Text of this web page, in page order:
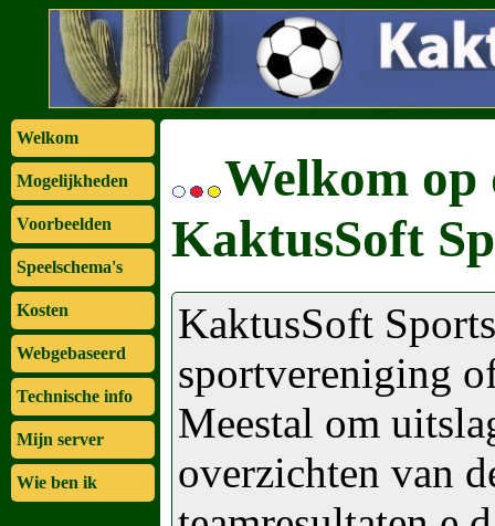
Welkom
Mogelijkheden
Voorbeelden
Speelschema's
Kosten
Webgebaseerd
Technische info
Mijn server
Wie ben ik
Welkom op
KaktusSoft
KaktusSoft
sportvereniging
Meestal om
overzichten van